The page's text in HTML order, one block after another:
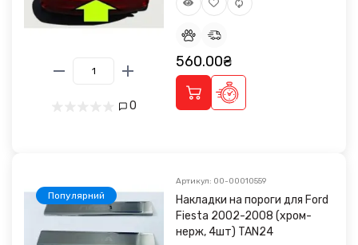
0
560.00₴
Популярний
Артикул: 00-00010559
Накладки на пороги для Ford
Fiesta 2002-2008 (хром-
нерж, 4шт) TAN24